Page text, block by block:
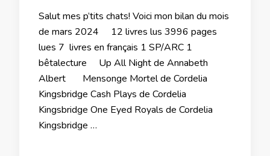
Salut mes p’tits chats! Voici mon bilan du mois
de mars 2024 12 livres lus 3996 pages
lues 7 livres en français 1 SP/ARC 1
bêtalecture Up All Night de Annabeth
Albert Mensonge Mortel de Cordelia
Kingsbridge Cash Plays de Cordelia
Kingsbridge One Eyed Royals de Cordelia
Kingsbridge …